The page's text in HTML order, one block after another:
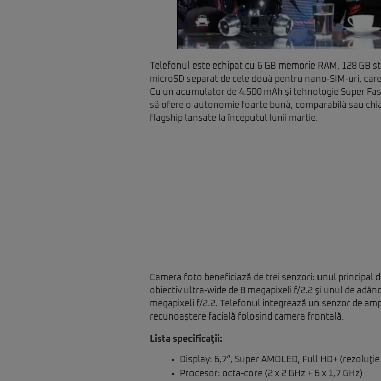
Telefonul este echipat cu 6 GB memorie RAM, 128 GB
microSD separat de cele două pentru nano-SIM-uri,
Cu un acumulator de 4.500 mAh şi tehnologie Super
să ofere o autonomie foarte bună, comparabilă sau
flagship lansate la începutul lunii martie.
Camera foto beneficiază de trei senzori: unul principal
obiectiv ultra-wide de 8 megapixeli f/2.2 şi unul de
megapixeli f/2.2. Telefonul integrează un senzor de
recunoaştere facială folosind camera frontală.
Lista specificaţii:
Display: 6,7”, Super AMOLED, Full HD+
Procesor: octa-core (2 x 2 GHz + 6 x 1,7 GHz)